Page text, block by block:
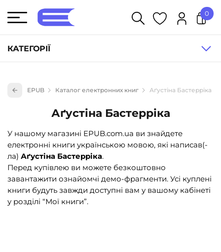
КАТЕГОРІЇ
Книги для дітей (836)
Книги для підлітків (240)
Науково-популярна література (1015)
Навчальна література та посібники (527)
Енциклопедії, довідники, словники (55)
Подарункові сертифікати (1)
0
EPUB Каталог електронних книг Аґустіна Бастерріка
Аґустіна Бастерріка
У нашому магазині EPUB.com.ua ви знайдете
електронні книги українською мовою, які написав(-
ла) Аґустіна Бастерріка.
Перед купівлею ви можете безкоштовно
завантажити ознайомчі демо-фрагменти. Усі куплені
книги будуть завжди доступні вам у вашому кабінеті
у розділі “Мої книги”.